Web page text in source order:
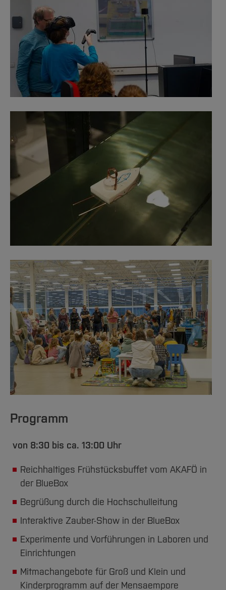
Programm
von 8:30 bis ca. 13:00 Uhr
Reichhaltiges Frühstücksbuffet vom AKAFÖ in
der BlueBox
Begrüßung durch die Hochschulleitung
Interaktive Zauber-Show in der BlueBox
Experimente und Vorführungen in Laboren und
Einrichtungen
Mitmachangebote für Groß und Klein und
Kinderprogramm auf der Mensaempore